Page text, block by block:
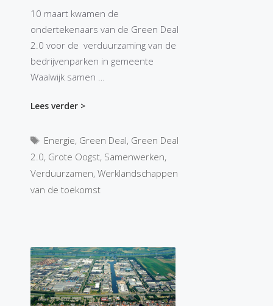
10 maart kwamen de
ondertekenaars van de Green Deal
2.0 voor de verduurzaming van de
bedrijvenparken in gemeente
Waalwijk samen …
Lees verder >
Tags
Energie, Green Deal, Green Deal
2.0, Grote Oogst, Samenwerken,
Verduurzamen, Werklandschappen
van de toekomst